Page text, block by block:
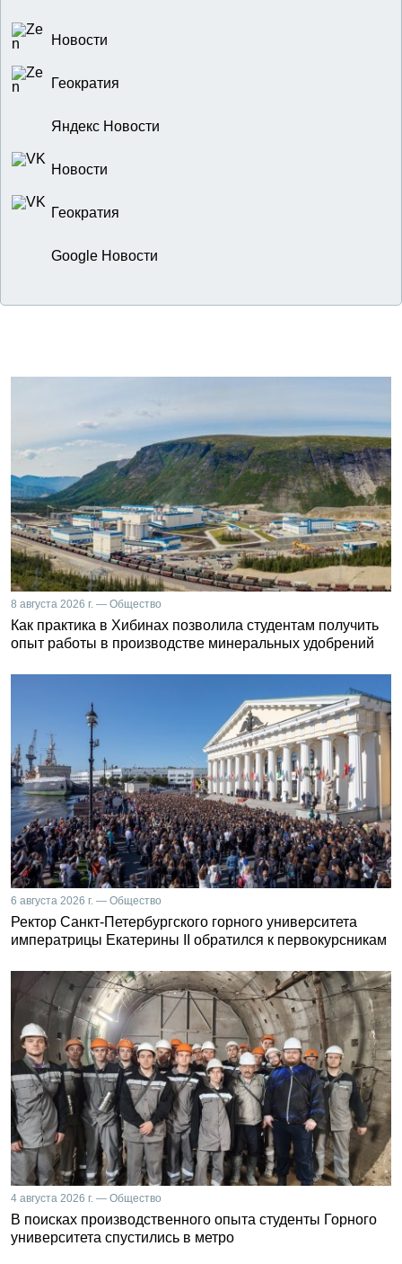
Новости
Геократия
Яндекс Новости
Новости
Геократия
Google Новости
8 августа 2026 г. — Общество
Как практика в Хибинах позволила студентам получить
опыт работы в производстве минеральных удобрений
6 августа 2026 г. — Общество
Ректор Санкт-Петербургского горного университета
императрицы Екатерины II обратился к первокурсникам
4 августа 2026 г. — Общество
В поисках производственного опыта студенты Горного
университета спустились в метро